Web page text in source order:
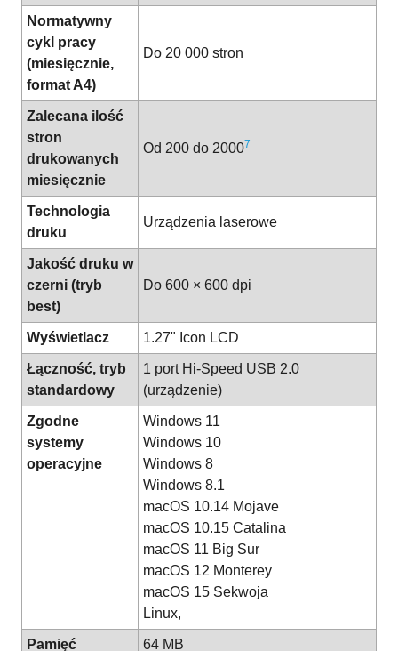
Normatywny
cykl pracy
(miesięcznie,
format A4)
Do 20 000 stron
Zalecana ilość
stron
drukowanych
miesięcznie
Od 200 do 20007
Technologia
druku
Urządzenia laserowe
Jakość druku w
czerni (tryb
best)
Do 600 × 600 dpi
Wyświetlacz 1.27" Icon LCD
Łączność, tryb
standardowy
1 port Hi-Speed USB 2.0
(urządzenie)
Zgodne
systemy
operacyjne
Windows 11
Windows 10
Windows 8
Windows 8.1
macOS 10.14 Mojave
macOS 10.15 Catalina
macOS 11 Big Sur
macOS 12 Monterey
macOS 15 Sekwoja
Linux,
Pamięć 64 MB